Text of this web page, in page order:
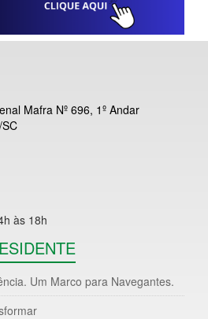
Mafra Nº 696, 1º Andar
às 18h
Um Marco para Navegantes.